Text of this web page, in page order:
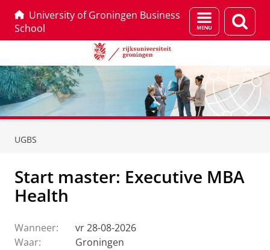
University of Groningen Business
School
Menu
en
UGBS
Start master: Executive MBA
Health
Wanneer:
vr 28-08-2026
Waar:
Groningen